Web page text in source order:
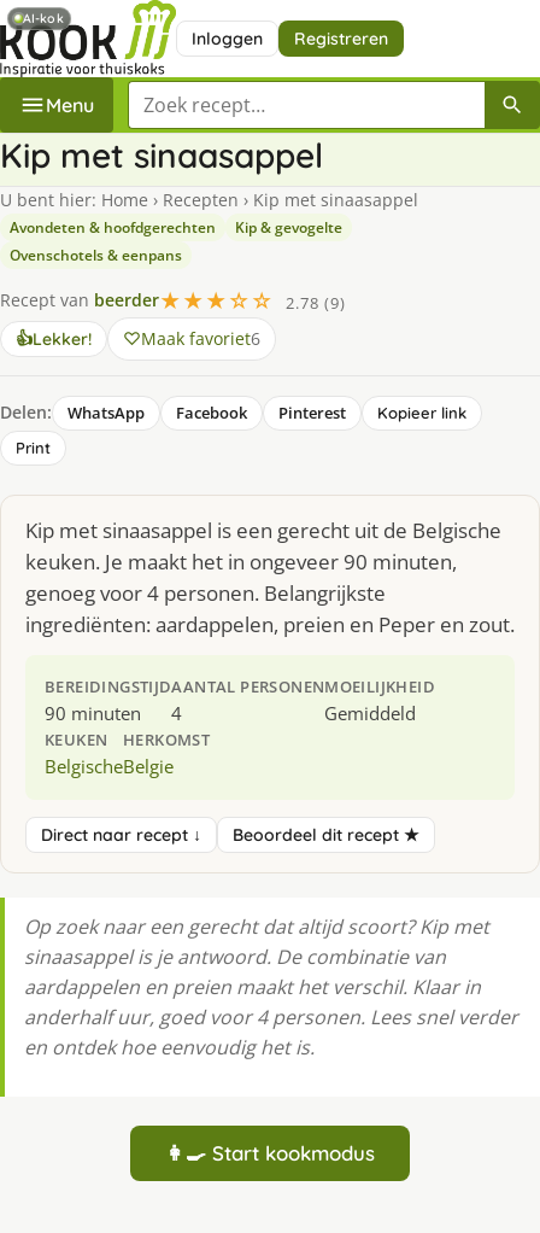
Inloggen Registreren
Menu Zoek een recept
Kip met sinaasappel
U bent hier: Home › Recepten › Kip met sinaasappel
Avondeten & hoofdgerechten
Kip & gevogelte
Ovenschotels & eenpans
Recept van beerder★★★☆☆
2.78 (9)
👍Lekker! Maak favoriet6
Delen: WhatsApp Facebook Pinterest
Kopieer link
Print
Kip met sinaasappel is een gerecht uit de Belgische
keuken. Je maakt het in ongeveer 90 minuten,
genoeg voor 4 personen. Belangrijkste
ingrediënten: aardappelen, preien en Peper en zout.
BEREIDINGSTIJD
90 minuten
AANTAL PERSONEN
4
MOEILIJKHEID
Gemiddeld
KEUKEN
Belgische
HERKOMST
Belgie
Direct naar recept ↓ Beoordeel dit recept ★
Op zoek naar een gerecht dat altijd scoort? Kip met
sinaasappel is je antwoord. De combinatie van
aardappelen en preien maakt het verschil. Klaar in
anderhalf uur, goed voor 4 personen. Lees snel verder
en ontdek hoe eenvoudig het is.
👩‍🍳 Start kookmodus
AI-kok